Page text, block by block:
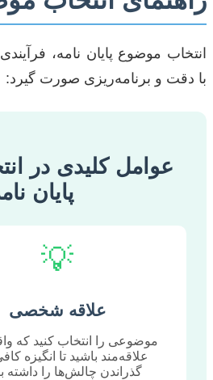
انتخاب موضوع پایان نامه،
با دقت و برنامه‌ریزی صورت گیرد:
عوامل کلیدی در
پایان
💡
علاقه شخصی
موضوعی را انتخاب کنید که
علاقه‌مند باشید تا انگیزه
گذراندن چالش‌ها را داشته